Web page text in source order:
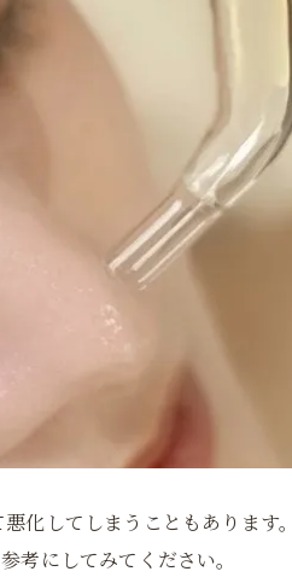
化してしまうこともあります
考にしてみてください。